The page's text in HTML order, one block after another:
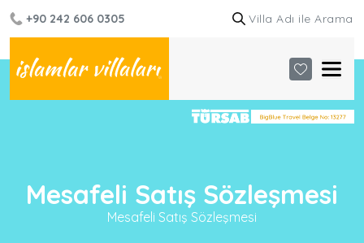
+90 242 606 0305
Mesafeli Satış Sözleşmesi
Mesafeli Satış Sözleşmesi